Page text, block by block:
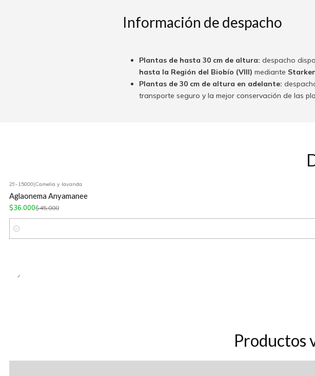
Información de despacho
Plantas de hasta 30 cm de altura: despacho
hasta la Región del Biobío (VIII) mediante
Plantas de 30 cm de altura en adelante:
transporte seguro y la mejor conservación de las
29-15000|Camelia y lavanda
Aglaonema Anyamanee
$36.000$45.000
Cantidad
Productos